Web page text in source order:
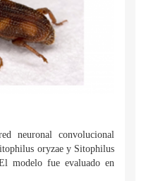
neuronal convolucional
oryzae y Sitophilus
modelo fue evaluado en